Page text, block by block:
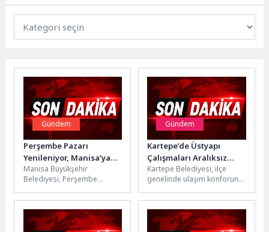
Gündem
Perşembe Pazarı
Yenileniyor, Manisa’ya
500 Araçlık Yeni Otopark
Geliyor
Manisa Büyükşehir
Belediyesi, Perşembe
asfalt çalışmasıyla hem
pazar yerinin altyapısını
yeniliyor hem...
Gündem
Kartepe’de Üstyapı
Çalışmaları Aralıksız
Sürüyor
Kartepe Belediyesi, ilçe
genelinde ulaşım konforunu
kaldırım ve parke
çalışmalarına aralıksız
devam...